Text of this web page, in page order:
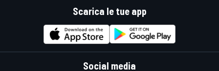
Scarica le tue app
Social media